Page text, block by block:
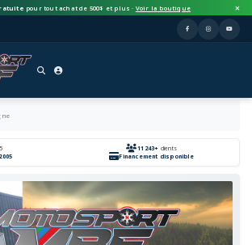
pour tout achat de 500$ et plus · Voir la boutique
11243+ clients
2005 Financement disponible